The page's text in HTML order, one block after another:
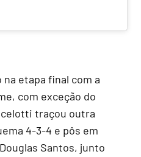
etapa final com a
com exceção do
traçou outra
4-3-4 e pôs em
Santos, junto